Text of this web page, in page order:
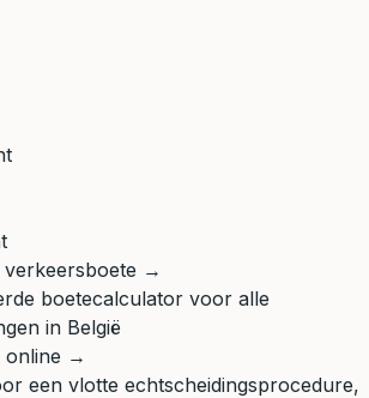
verkeersboete →
boetecalculator voor alle
in België
online →
een vlotte echtscheidingsprocedure,